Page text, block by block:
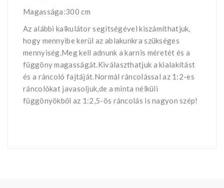
Magassága:300 cm
Az alábbi kalkulátor segítségével kiszámíthatjuk,
hogy mennyibe kerül az ablakunkra szükséges
mennyiség.Meg kell adnunk a karnis méretét és a
függöny magasságát.Kiválaszthatjuk a kialakítást
és a ráncoló fajtáját.Normál ráncolással az 1:2-es
ráncolókat javasoljuk,de a minta nélküli
függönyökből az 1:2,5-ös ráncolás is nagyon szép!